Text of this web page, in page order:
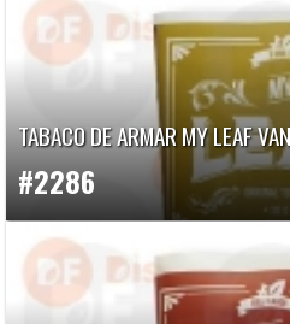
TABACO DE ARMAR MY LEAF
#2286